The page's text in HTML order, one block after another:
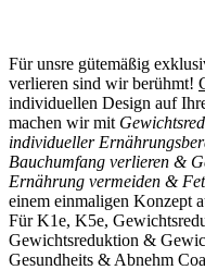
Für unsre gütemäßig
verlieren sind wir berühmt!
individuellen Design auf
machen wir mit
individueller
Bauchumfang verlieren &
Ernährung vermeiden &
einem einmaligen Konzept
Für K1e, K5e,
Gewichtsreduktion &
Gesundheits & Abnehm